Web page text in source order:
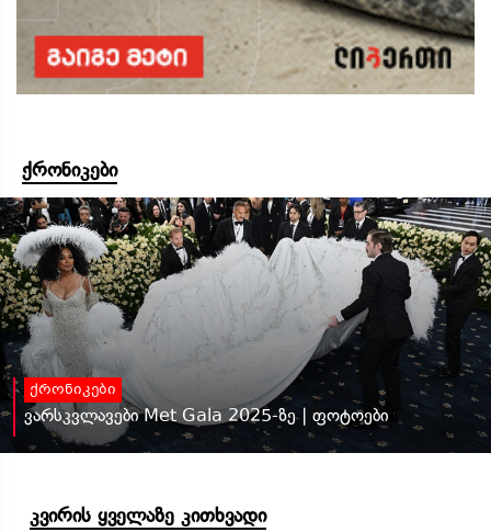
ქრონიკები
ქრონიკები
ვარსკვლავები Met Gala 2025-ზე | ფოტოები
კვირის ყველაზე კითხვადი